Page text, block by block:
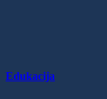
Edukacija